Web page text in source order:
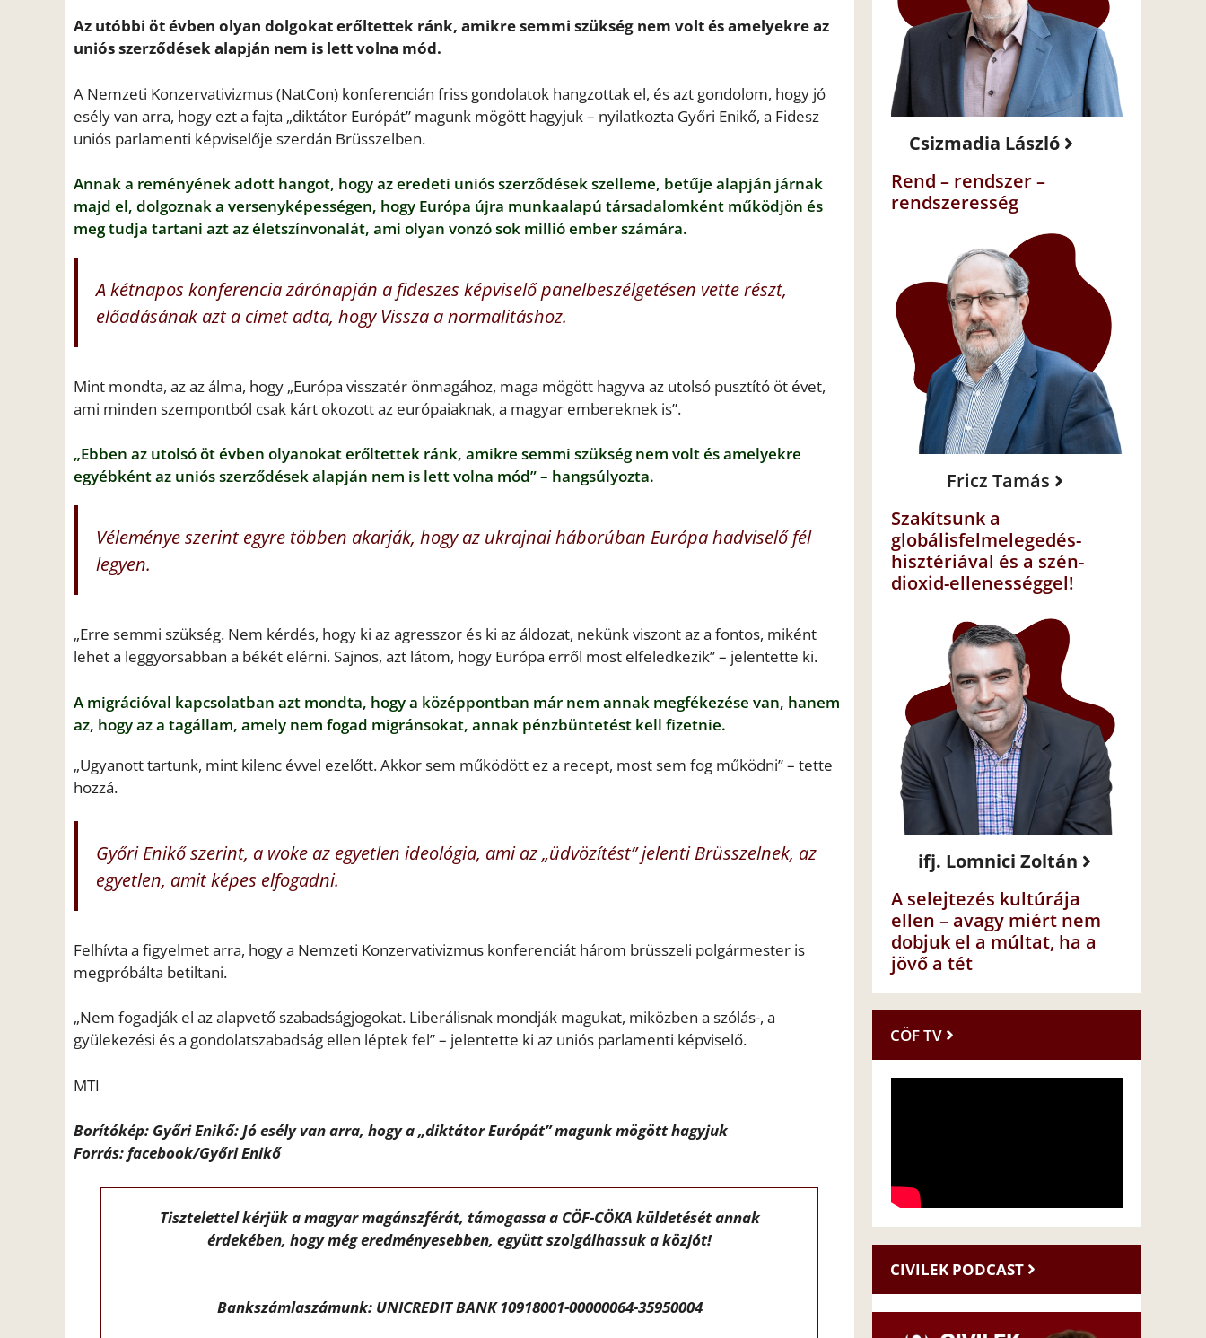
Az utóbbi öt évben olyan dolgokat erőltettek ránk, amikre semmi szükség nem volt és amelyekre az
uniós szerződések alapján nem is lett volna mód.
A Nemzeti Konzervativizmus (NatCon) konferencián friss gondolatok hangzottak el, és azt gondolom, hogy jó
esély van arra, hogy ezt a fajta „diktátor Európát” magunk mögött hagyjuk – nyilatkozta Győri Enikő, a Fidesz
uniós parlamenti képviselője szerdán Brüsszelben.
Annak a reményének adott hangot, hogy az eredeti uniós szerződések szelleme, betűje alapján járnak
majd el, dolgoznak a versenyképességen, hogy Európa újra munkaalapú társadalomként működjön és
meg tudja tartani azt az életszínvonalát, ami olyan vonzó sok millió ember számára.
A kétnapos konferencia zárónapján a fideszes képviselő panelbeszélgetésen vette részt,
előadásának azt a címet adta, hogy Vissza a normalitáshoz.
Mint mondta, az az álma, hogy „Európa visszatér önmagához, maga mögött hagyva az utolsó pusztító öt évet,
ami minden szempontból csak kárt okozott az európaiaknak, a magyar embereknek is”.
„Ebben az utolsó öt évben olyanokat erőltettek ránk, amikre semmi szükség nem volt és amelyekre
egyébként az uniós szerződések alapján nem is lett volna mód” – hangsúlyozta.
Véleménye szerint egyre többen akarják, hogy az ukrajnai háborúban Európa hadviselő fél
legyen.
„Erre semmi szükség. Nem kérdés, hogy ki az agresszor és ki az áldozat, nekünk viszont az a fontos, miként
lehet a leggyorsabban a békét elérni. Sajnos, azt látom, hogy Európa erről most elfeledkezik” – jelentette ki.
A migrációval kapcsolatban azt mondta, hogy a középpontban már nem annak megfékezése van, hanem
az, hogy az a tagállam, amely nem fogad migránsokat, annak pénzbüntetést kell fizetnie.
„Ugyanott tartunk, mint kilenc évvel ezelőtt. Akkor sem működött ez a recept, most sem fog működni” – tette
hozzá.
Győri Enikő szerint, a woke az egyetlen ideológia, ami az „üdvözítést” jelenti Brüsszelnek, az
egyetlen, amit képes elfogadni.
Felhívta a figyelmet arra, hogy a Nemzeti Konzervativizmus konferenciát három brüsszeli polgármester is
megpróbálta betiltani.
„Nem fogadják el az alapvető szabadságjogokat. Liberálisnak mondják magukat, miközben a szólás-, a
gyülekezési és a gondolatszabadság ellen léptek fel” – jelentette ki az uniós parlamenti képviselő.
MTI
Borítókép: Győri Enikő: Jó esély van arra, hogy a „diktátor Európát” magunk mögött hagyjuk
Forrás: facebook/Győri Enikő
Tisztelettel kérjük a magyar magánszférát, támogassa a CÖF-CÖKA küldetését annak
érdekében, hogy még eredményesebben, együtt szolgálhassuk a közjót!
Bankszámlaszámunk: UNICREDIT BANK 10918001-00000064-35950004
Csizmadia László
Rend – rendszer –
rendszeresség
Fricz Tamás
Szakítsunk a
globálisfelmelegedés-
hisztériával és a szén-
dioxid-ellenességgel!
ifj. Lomnici Zoltán
A selejtezés kultúrája
ellen – avagy miért nem
dobjuk el a múltat, ha a
jövő a tét
CÖF TV
CIVILEK PODCAST